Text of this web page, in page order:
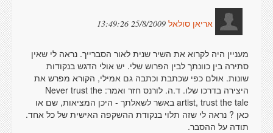
אריאן סולאל 25/8/2009 13:49:26
מעניין היה לקרוא את השיר שנית לאור הסברייך. נראה לי שאין
סתירה בין כוונתך לבין הפרוש שלי. יש אולי הדגש בנקודות
שונות. אולם כפי שכתבת וכתבה גם אמילי, הקורא מפרש את
היצירה בדרכו שלו. ד.ה. לורנס חזר ואמר: Never trust the
artist, trust the tale באשר לשאלתך - היכן המציאות, שם או
כאן ? נראה לי שזה תלוי בנקודת ההשקפה האישית של כל אחד.
תודה על ההסבר.